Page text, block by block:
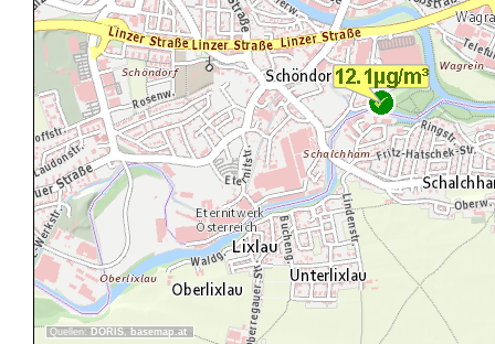
Quellen: DORIS, basemap.at